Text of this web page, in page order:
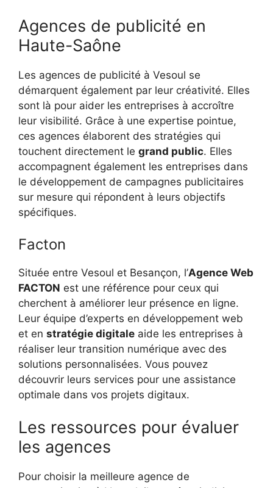
Agences de publicité en
Haute-Saône
Les agences de publicité à Vesoul se
démarquent également par leur créativité. Elles
sont là pour aider les entreprises à accroître
leur visibilité. Grâce à une expertise pointue,
ces agences élaborent des stratégies qui
touchent directement le grand public. Elles
accompagnent également les entreprises dans
le développement de campagnes publicitaires
sur mesure qui répondent à leurs objectifs
spécifiques.
Facton
Située entre Vesoul et Besançon, l’Agence Web
FACTON est une référence pour ceux qui
cherchent à améliorer leur présence en ligne.
Leur équipe d’experts en développement web
et en stratégie digitale aide les entreprises à
réaliser leur transition numérique avec des
solutions personnalisées. Vous pouvez
découvrir leurs services pour une assistance
optimale dans vos projets digitaux.
Les ressources pour évaluer
les agences
Pour choisir la meilleure agence de